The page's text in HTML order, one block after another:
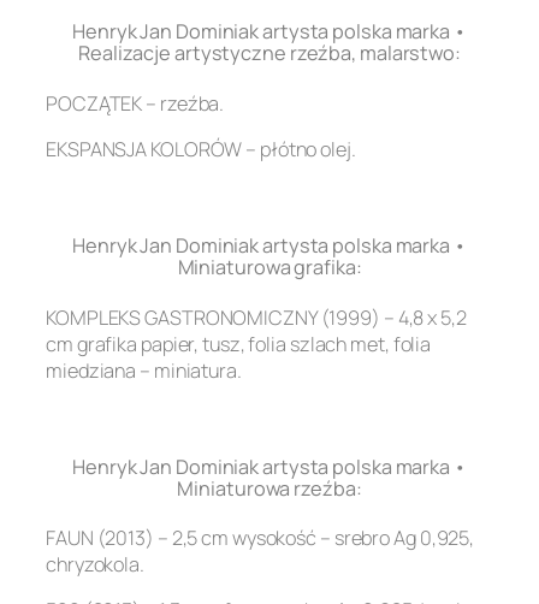
Henryk Jan Dominiak artysta polska marka •
Realizacje artystyczne rzeźba, malarstwo:
POCZĄTEK – rzeźba.
EKSPANSJA KOLORÓW – płótno olej.
Henryk Jan Dominiak artysta polska marka •
Miniaturowa grafika:
KOMPLEKS GASTRONOMICZNY (1999) – 4,8 x 5,2
cm grafika papier, tusz, folia szlach met, folia
miedziana – miniatura.
Henryk Jan Dominiak artysta polska marka •
Miniaturowa rzeźba:
FAUN (2013) – 2,5 cm wysokość – srebro Ag 0,925,
chryzokola.